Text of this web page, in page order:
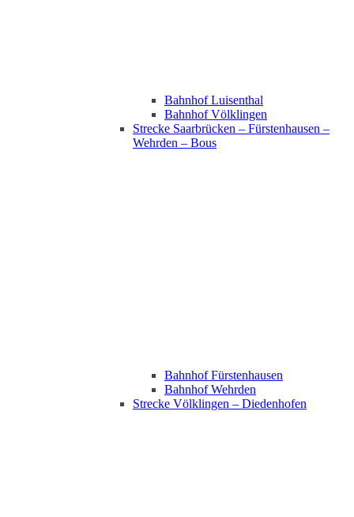
Bahnhof Luisenthal
Bahnhof Völklingen
Strecke Saarbrücken – Fürstenhausen –
Wehrden – Bous
Bahnhof Fürstenhausen
Bahnhof Wehrden
Strecke Völklingen – Diedenhofen